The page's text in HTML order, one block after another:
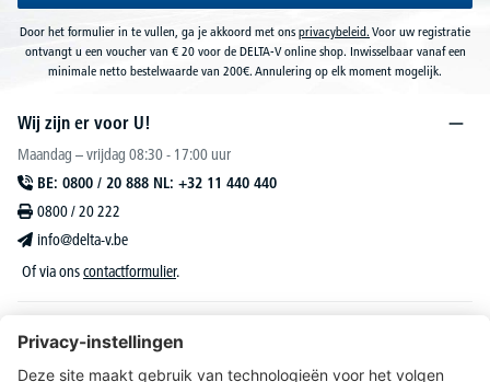
Door het formulier in te vullen, ga je akkoord met ons privacybeleid. Voor uw registratie
ontvangt u een voucher van € 20 voor de DELTA-V online shop. Inwisselbaar vanaf een
minimale netto bestelwaarde van 200€. Annulering op elk moment mogelijk.
Wij zijn er voor U!
Maandag – vrijdag 08:30 - 17:00 uur
BE: 0800 / 20 888 NL: +32 11 440 440
0800 / 20 222
info@delta-v.be
Of via onscontactformulier.
DELTA-V Lucas